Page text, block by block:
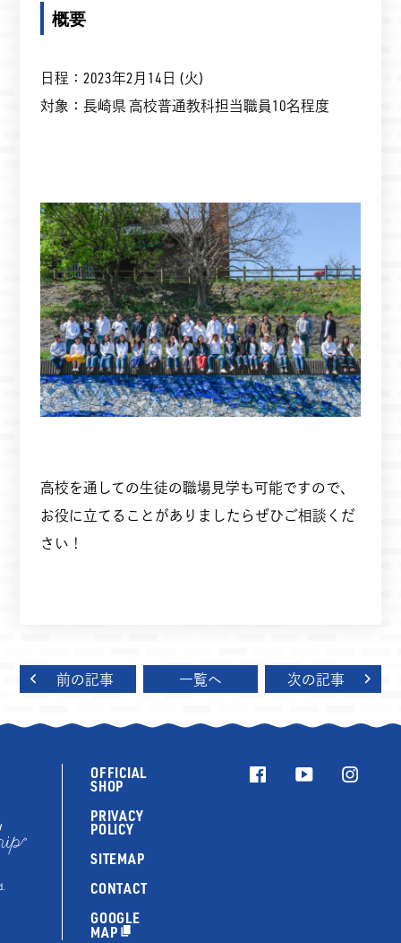
概要
日程：2023年2月14日 (火)
対象：長崎県 高校普通教科担当職員10名程度
高校を通しての生徒の職場見学も可能ですので、
お役に立てることがありましたらぜひご相談くだ
さい！
前の記事 一覧へ 次の記事
OFFICIAL
SHOP
PRIVACY
POLICY
SITEMAP
CONTACT
GOOGLE
MAP